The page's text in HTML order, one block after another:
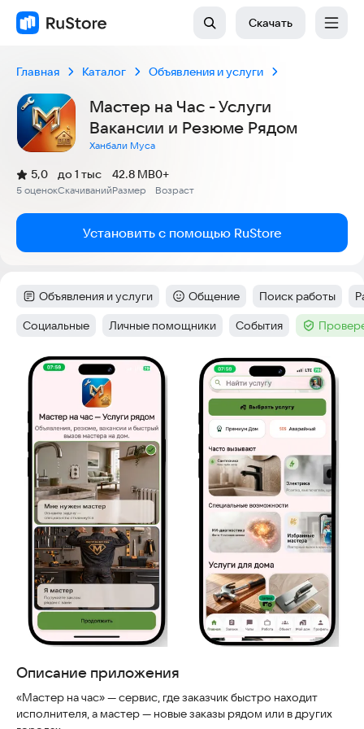
Скачать
Главная Каталог Объявления и услуги
Мастер на Час - Услуги
Вакансии и Резюме Рядом
Ханбали Муса
Рейтинг:
5,0
(
5 оценок
)
Скачиваний
до 1 тыс
Размер
42.8 MB
Возраст
0+
Установить с помощью RuStore
Категория:
Объявления и услуги Категория:
Общение Тег:
Поиск работы
Тег:
Социальные Тег:
Личные помощники Тег:
События Тег :
Скриншоты
Описание приложения
«Мастер на час» — сервис, где заказчик быстро находит
исполнителя, а мастер — новые заказы рядом или в других